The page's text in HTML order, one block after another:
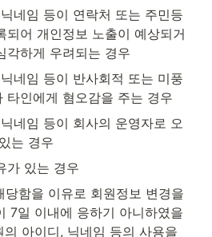
네임 등이 연락처 또는 주민등
되어 개인정보 노출이 예상되거
각하게 우려되는 경우
네임 등이 반사회적 또는 미풍
타인에게 혐오감을 주는 경우
네임 등이 회사의 운영자로 오
는 경우
가 있는 경우
함을 이유로 회원정보 변경을
7일 이내에 응하기 아니하였을
아이디, 닉네임 등의 사용을